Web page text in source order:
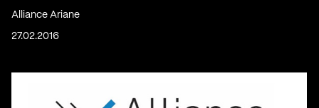
Alliance Ariane
27.02.2016